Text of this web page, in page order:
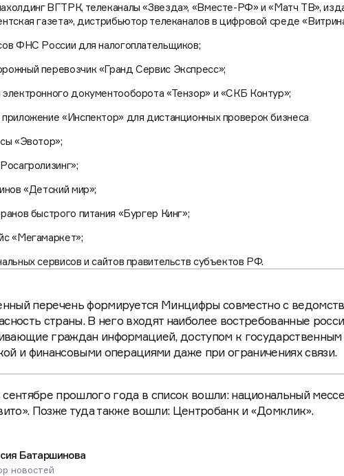
ВГТРК, телеканалы «Звезда», «Вместе-РФ» и «Матч ТВ»,
газета», дистрибьютор телеканалов в цифровой среде
ФНС России для налогоплательщиков;
перевозчик «Гранд Сервис Экспресс»;
документооборота «Тензор» и «СКБ Контур»;
«Инспектор» для дистанционных проверок бизнеса
«Эвотор»;
«Детский мир»;
быстрого питания «Бургер Кинг»;
«Мегамаркет»;
сервисов и сайтов правительств субъектов РФ.
перечень формируется Минцифры совместно с
страны. В него входят наиболее востребованные
граждан информацией, доступом к
и финансовыми операциями даже при ограничениях связи.
прошлого года в список вошли: национальный
Позже туда также вошли: Центробанк и «Домклик».
Батаршинова
новостей